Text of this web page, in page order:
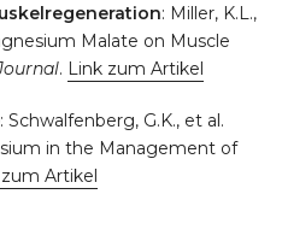
: Miller, K.L.,
Malate on Muscle
. Link zum Artikel
: Schwalfenberg, G.K., et al.
in the Management of
Artikel